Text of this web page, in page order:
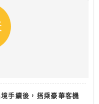
手續後，搭乘豪華客機